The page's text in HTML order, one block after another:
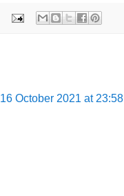
16 October 2021 at 23:58